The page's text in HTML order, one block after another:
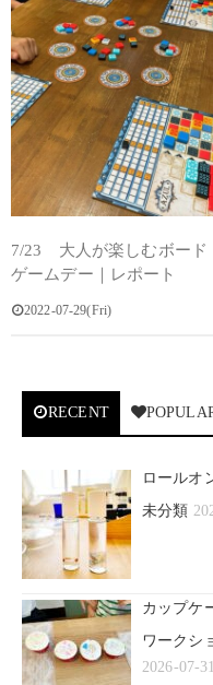
7/23 大人が楽しむボード
ゲームデー｜レポート
2022-07-29(Fri)
RECENT
ロールオ
未分類
カップケ
ワークシ
2026-07-